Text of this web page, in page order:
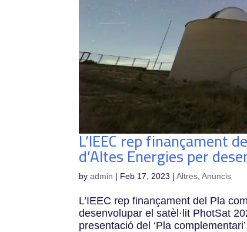
L’IEEC rep finançament
d’Altes Energies per
byadmin | Feb 17, 2023 |Altres ,Anuncis
L’IEEC rep finançament del Pla
desenvolupar el satèl·lit PhotSat
presentació del ‘Pla